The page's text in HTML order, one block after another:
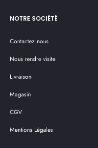
NOTRE SOCIÉTÉ
Contactez nous
Nous rendre visite
Livraison
Magasin
CGV
Mentions Légales